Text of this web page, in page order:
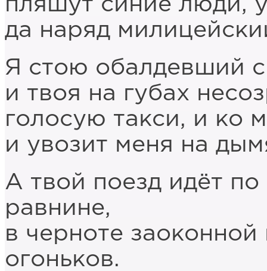
пляшут синие люди,
да наряд
Я стою обалдевший
и твоя на губах
голосую такси, и ко
и увозит меня на
А твой поезд идёт
равнине,
в черноте заоконной
огоньков.